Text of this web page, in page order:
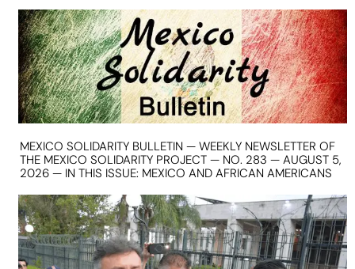
MEXICO SOLIDARITY BULLETIN — WEEKLY NEWSLETTER OF
THE MEXICO SOLIDARITY PROJECT — NO. 283 — AUGUST 5,
2026 — IN THIS ISSUE: MEXICO AND AFRICAN AMERICANS